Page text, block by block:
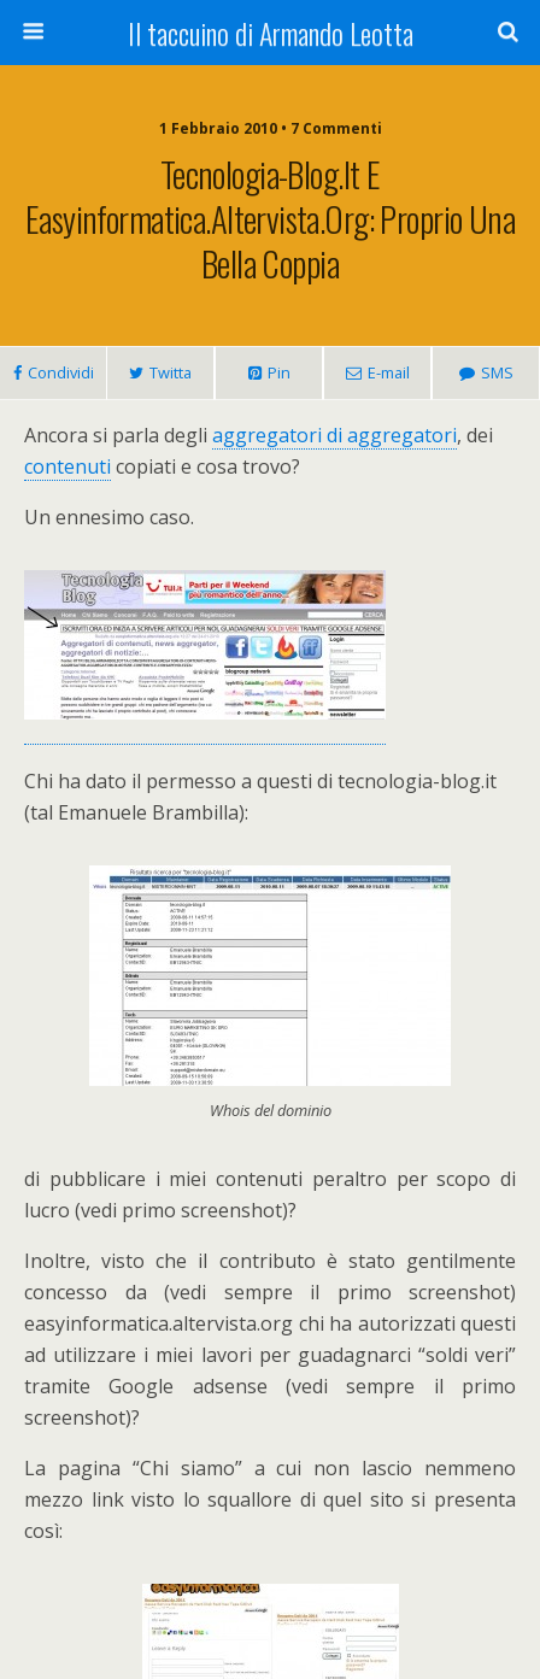
Il taccuino di Armando Leotta
1 Febbraio 2010 • 7 Commenti
Tecnologia-Blog.it E
Easyinformatica.altervista.org: Proprio Una
Bella Coppia
Condividi Twitta Pin E-mail SMS
Ancora si parla degli aggregatori di aggregatori, dei
contenuti copiati e cosa trovo?
Un ennesimo caso.
Chi ha dato il permesso a questi di tecnologia-blog.it
(tal Emanuele Brambilla):
Whois del dominio
di pubblicare i miei contenuti peraltro per scopo di
lucro (vedi primo screenshot)?
Inoltre, visto che il contributo è stato gentilmente
concesso da (vedi sempre il primo screenshot)
easyinformatica.altervista.org chi ha autorizzati questi
ad utilizzare i miei lavori per guadagnarci “soldi veri”
tramite Google adsense (vedi sempre il primo
screenshot)?
La pagina “Chi siamo” a cui non lascio nemmeno
mezzo link visto lo squallore di quel sito si presenta
così: